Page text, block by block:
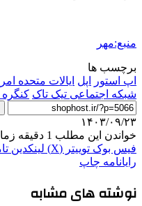
منبع:مهر
برچسب ها
اپ استور
اپل ایالات متحده
شبکه اجتماعی تیک تاک کنگره
۱۴۰۳/۰۹/۲۳
خواندن این مطلب 1 دقیقه زمان میبرد
فیس بوک توییتر (X) لینکدین
رایانامه چاپ
نوشته های مشابه